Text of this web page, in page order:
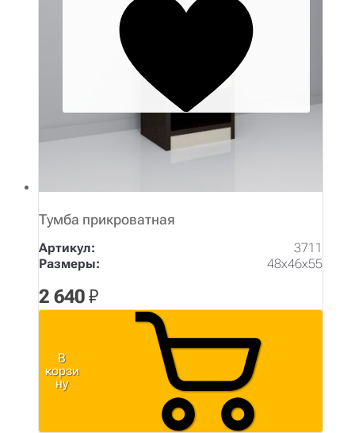
Тумба прикроватная
Артикул:
3711
Размеры:
48х46х55
2 640₽
В
корзи
ну